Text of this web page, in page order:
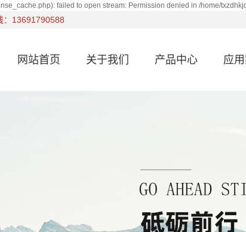
failed to open stream: Permission denied in /home/
：13691790588
网站首页 关于我们 产品中心 应